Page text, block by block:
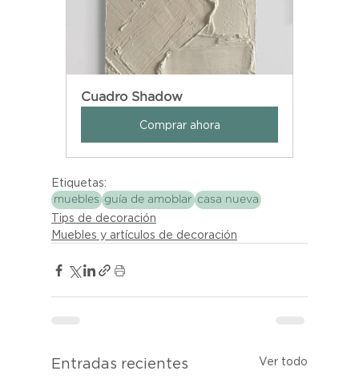
Cuadro Shadow
Comprar ahora
Etiquetas:
muebles guía de amoblar casa nueva
Tips de decoración
Muebles y artículos de decoración
Entradas recientes Ver todo